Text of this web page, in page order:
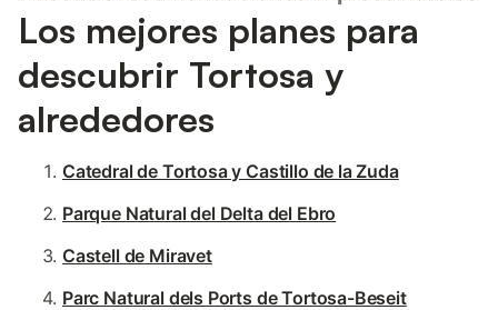
Los mejores planes para
descubrir Tortosa y
alrededores
Catedral de Tortosa y Castillo de la Zuda
Parque Natural del Delta del Ebro
Castell de Miravet
Parc Natural dels Ports de Tortosa-Beseit